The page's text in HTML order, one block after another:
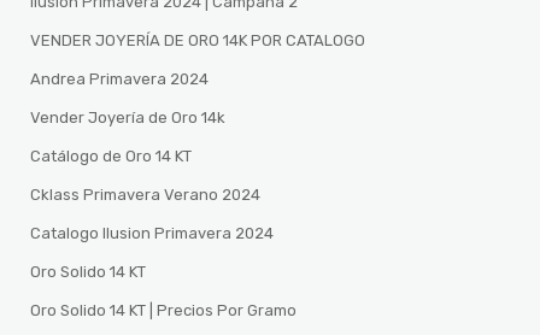
VENDER JOYERÍA DE ORO 14K POR CATALOGO
Andrea Primavera 2024
Vender Joyería de Oro 14k
Catálogo de Oro 14 KT
Cklass Primavera Verano 2024
Catalogo Ilusion Primavera 2024
Oro Solido 14 KT
Oro Solido 14 KT | Precios Por Gramo